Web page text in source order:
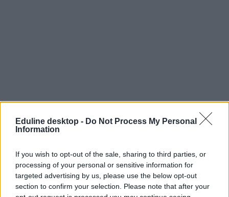
Eduline desktop - Do Not Process My Personal
Information
If you wish to opt-out of the sale, sharing to third parties, or
processing of your personal or sensitive information for
targeted advertising by us, please use the below opt-out
section to confirm your selection. Please note that after your